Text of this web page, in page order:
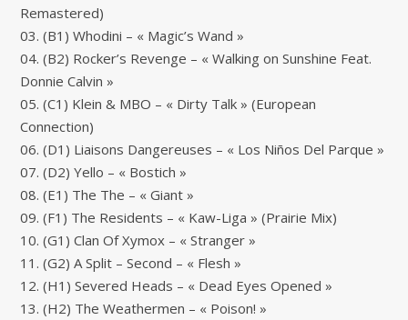
Remastered)
03. (B1) Whodini – « Magic’s Wand »
04. (B2) Rocker’s Revenge – « Walking on Sunshine Feat.
Donnie Calvin »
05. (C1) Klein & MBO – « Dirty Talk » (European
Connection)
06. (D1) Liaisons Dangereuses – « Los Niños Del Parque »
07. (D2) Yello – « Bostich »
08. (E1) The The – « Giant »
09. (F1) The Residents – « Kaw-Liga » (Prairie Mix)
10. (G1) Clan Of Xymox – « Stranger »
11. (G2) A Split – Second – « Flesh »
12. (H1) Severed Heads – « Dead Eyes Opened »
13. (H2) The Weathermen – « Poison! »